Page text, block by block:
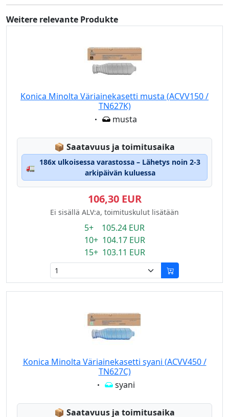
Weitere relevante Produkte
Konica Minolta Väriainekasetti musta (ACVV150 /
TN627K)
Eigenschaft:
musta
📦 Lagerstatus:
Saatavuus ja toimitusaika
🚛
186x ulkoisessa varastossa – Lähetys noin 2-3
arkipäivän kuluessa
106,30 EUR
Ei sisällä ALV:a, toimituskulut lisätään
5+ 105.24 EUR
10+ 104.17 EUR
15+ 103.11 EUR
Konica Minolta Väriainekasetti syani (ACVV450 /
TN627C)
Eigenschaft:
syani
📦 Lagerstatus:
Saatavuus ja toimitusaika